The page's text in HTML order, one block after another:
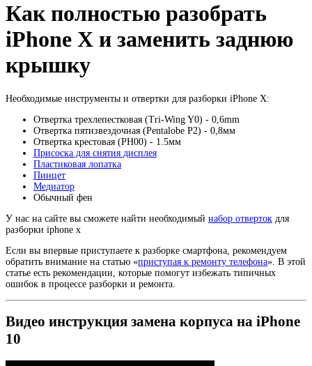
Как полностью разобрать
iPhone X и заменить заднюю
крышку
Необходимые инструменты и отвертки для разборки iPhone X:
Отвертка трехлепестковая (Tri-Wing Y0) - 0,6mm
Отвертка пятизвездочная (Pentalobe P2) - 0,8мм
Отвертка крестовая (PH00) - 1.5мм
Присоска для снятия дисплея
Пластиковая лопатка
Пинцет
Медиатор
Обычный фен
У нас на сайте вы сможете найти необходимый набор отверток для
разборки iphone x
Если вы впервые приступаете к разборке смартфона, рекомендуем
обратить внимание на статью «приступая к ремонту телефона». В этой
статье есть рекомендации, которые помогут избежать типичных
ошибок в процессе разборки и ремонта.
Видео инструкция замена корпуса на iPhone
10